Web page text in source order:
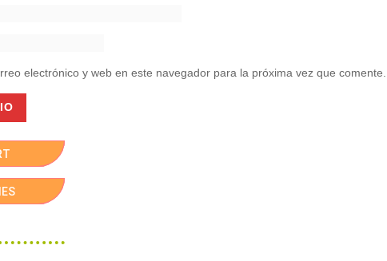
electrónico y web en este navegador para la próxima vez que comente.